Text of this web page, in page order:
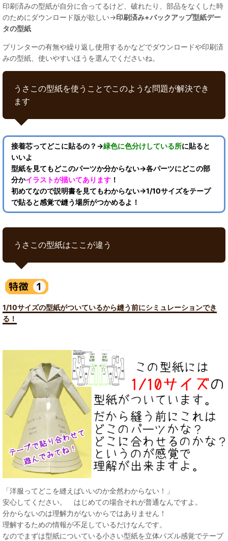
印刷済みの型紙が自分に合ってるけど、破れたり、部品をなくした時
のためにダウンロード版が欲しい→印刷済み+バックアップ型紙デー
タの型紙
プリンターの有無や繰り返し使用するかなどでダウンロードや印刷済
みの型紙、使いやすいほうを選んでくださいね。
うさこの型紙を使うことでこのような問題が解決でき
ます
接着芯ってどこに貼るの？→緑色に色分けしている所に貼ると
いいよ
型紙を見てもどこのパーツか分からない→各パーツにどこの部
分かイラストが描いてあります ！
初めてなので説明書を見てもわからない→1/10サイズをテープ
で貼ると感覚で縫う場所がつかめるよ！
うさこの型紙はここが違う
1/10サイズの型紙がついているから縫う前にシミュレーションでき
る！
「洋服ってどこを縫えばいいのか全然わからない！」
安心してください。 はじめての場合それが普通なんですよ。
分からないのは理解力がないからではありません！
理解するための情報が不足しているだけなんです。
なのでまずは型紙についている小さい型紙を立体パズル感覚でテープ